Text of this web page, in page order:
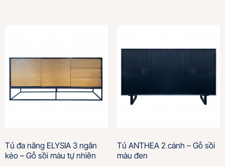
Tủ đa năng ELYSIA 3 ngăn
kéo – Gỗ sồi màu tự nhiên
Tủ ANTHEA 2 cánh – Gỗ sồi
màu đen